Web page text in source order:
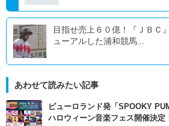
目指せ売上６０億！『ＪＢＣ
ューアルした浦和競馬...
あわせて読みたい記事
ピューロランド発「SPOOKY
ハロウィーン音楽フェス開催決定